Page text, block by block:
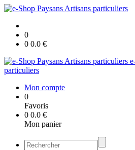
0
0 0.0 €
particuliers
Mon compte
0
Favoris
0 0.0 €
Mon panier